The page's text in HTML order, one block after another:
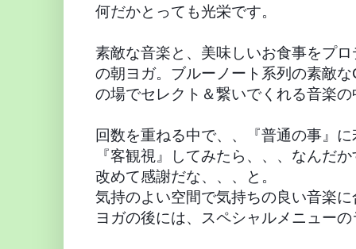
何だかとっても光栄です。
素敵な音楽と、美味しいお食事をプ
の朝ヨガ。ブルーノート系列の素敵
の場でセレクト＆繋いでくれる音楽
回数を重ねる中で、、『普通の事』
『客観視』してみたら、、、なんだ
改めて感謝だな、、、と。
気持のよい空間で気持ちの良い音楽
ヨガの後には、スペシャルメニュー